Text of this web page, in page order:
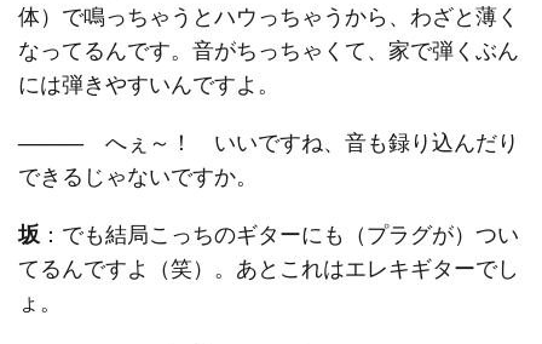
体）で鳴っちゃうとハウっちゃうから、わざと薄く
なってるんです。音がちっちゃくて、家で弾くぶん
には弾きやすいんですよ。
―――へぇ～！ いいですね、音も録り込んだり
できるじゃないですか。
坂 ：でも結局こっちのギターにも（プラグが）つい
てるんですよ（笑）。あとこれはエレキギターでし
ょ。